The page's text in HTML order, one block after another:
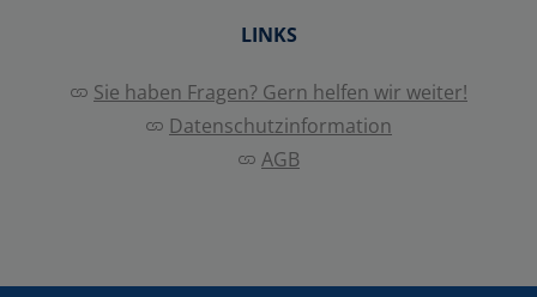
LINKS
Sie haben Fragen? Gern helfen wir weiter!
Datenschutzinformation
AGB